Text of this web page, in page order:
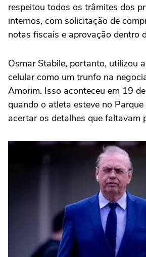
respeitou todos os trâmites dos
internos, com solicitação de
notas fiscais e aprovação dentro
Osmar Stabile, portanto, utilizou
celular como um trunfo na
Amorim. Isso aconteceu em 19
quando o atleta esteve no Parque
acertar os detalhes que faltavam